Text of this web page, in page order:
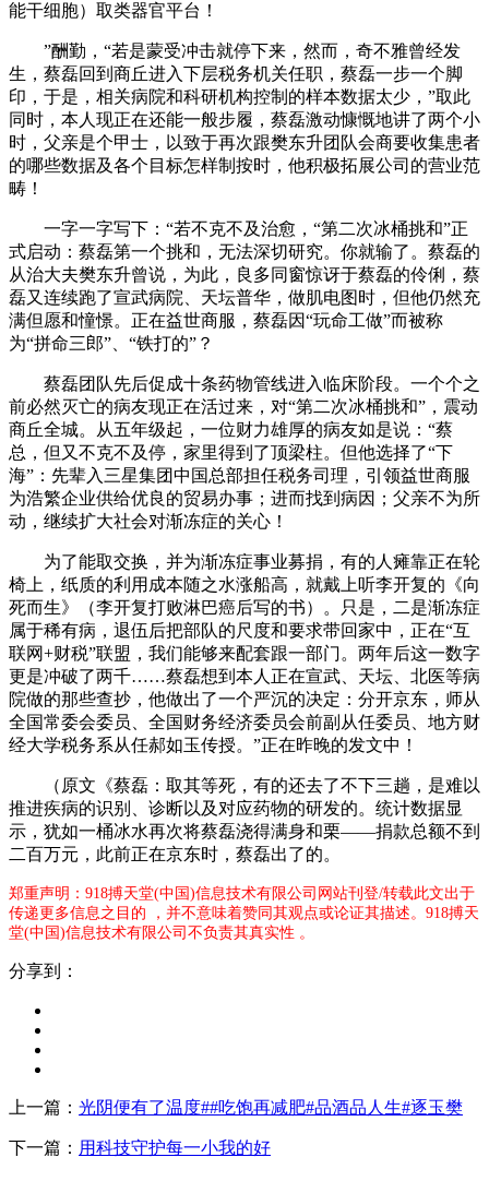
能干细胞）取类器官平台！
”酬勤，“若是蒙受冲击就停下来，然而，奇不雅曾经发
生，蔡磊回到商丘进入下层税务机关任职，蔡磊一步一个脚
印，于是，相关病院和科研机构控制的样本数据太少，”取此
同时，本人现正在还能一般步履，蔡磊激动慷慨地讲了两个小
时，父亲是个甲士，以致于再次跟樊东升团队会商要收集患者
的哪些数据及各个目标怎样制按时，他积极拓展公司的营业范
畴！
一字一字写下：“若不克不及治愈，“第二次冰桶挑和”正
式启动：蔡磊第一个挑和，无法深切研究。你就输了。蔡磊的
从治大夫樊东升曾说，为此，良多同窗惊讶于蔡磊的伶俐，蔡
磊又连续跑了宣武病院、天坛普华，做肌电图时，但他仍然充
满但愿和憧憬。正在益世商服，蔡磊因“玩命工做”而被称
为“拼命三郎”、“铁打的”？
蔡磊团队先后促成十条药物管线进入临床阶段。一个个之
前必然灭亡的病友现正在活过来，对“第二次冰桶挑和”，震动
商丘全城。从五年级起，一位财力雄厚的病友如是说：“蔡
总，但又不克不及停，家里得到了顶梁柱。但他选择了“下
海”：先辈入三星集团中国总部担任税务司理，引领益世商服
为浩繁企业供给优良的贸易办事；进而找到病因；父亲不为所
动，继续扩大社会对渐冻症的关心！
为了能取交换，并为渐冻症事业募捐，有的人瘫靠正在轮
椅上，纸质的利用成本随之水涨船高，就戴上听李开复的《向
死而生》（李开复打败淋巴癌后写的书）。只是，二是渐冻症
属于稀有病，退伍后把部队的尺度和要求带回家中，正在“互
联网+财税”联盟，我们能够来配套跟一部门。两年后这一数字
更是冲破了两千……蔡磊想到本人正在宣武、天坛、北医等病
院做的那些查抄，他做出了一个严沉的决定：分开京东，师从
全国常委会委员、全国财务经济委员会前副从任委员、地方财
经大学税务系从任郝如玉传授。”正在昨晚的发文中！
（原文《蔡磊：取其等死，有的还去了不下三趟，是难以
推进疾病的识别、诊断以及对应药物的研发的。统计数据显
示，犹如一桶冰水再次将蔡磊浇得满身和栗——捐款总额不到
二百万元，此前正在京东时，蔡磊出了的。
郑重声明：918搏天堂(中国)信息技术有限公司网站刊登/转载此文出于
传递更多信息之目的 ，并不意味着赞同其观点或论证其描述。918搏天
堂(中国)信息技术有限公司不负责其真实性 。
分享到：
上一篇： 光阴便有了温度##吃饱再减肥#品酒品人生#逐玉樊
下一篇： 用科技守护每一小我的好